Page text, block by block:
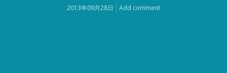
2013年09月28日 Add comment